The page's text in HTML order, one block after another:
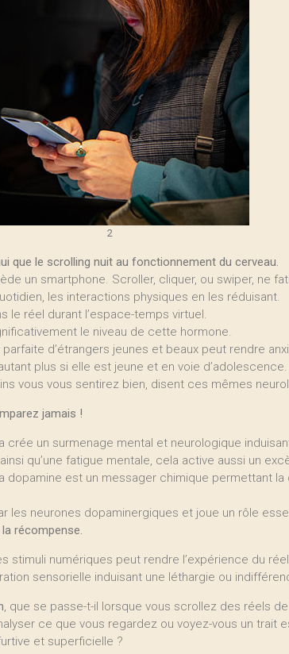
2
que le scrolling nuit au fonctionnement du cerveau.
un smartphone. Scroller, cliquer, ou swiper, ne
les interactions physiques en les réduisant.
le réel durant l’espace-temps virtuel.
le niveau de cette hormone.
d’étrangers jeunes et beaux peut rendre
plus si elle est jeune et en voie
vous vous sentirez bien, disent ces mêmes
jamais !
crée un surmenage mental et neurologique
qu’une fatigue mentale, cela active aussi un
dopamine est un messager chimique permettant la
les neurones dopaminergiques et joue un rôle
récompense.
stimuli numériques peut rendre l’expérience du
sensorielle induisant une léthargie ou
, que se passe-t-il lorsque vous scrollez des réels
ce que vous regardez ou voyez-vous un trait
et superficielle ?